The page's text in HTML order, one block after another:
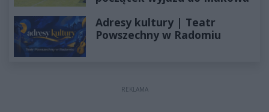
Adresy kultury | Teatr
Powszechny w Radomiu
REKLAMA